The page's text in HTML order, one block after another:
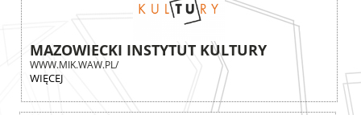
MAZOWIECKI INSTYTUT KULTURY
WWW.MIK.WAW.PL/
WIĘCEJ